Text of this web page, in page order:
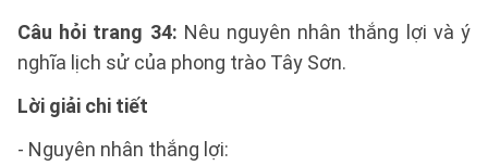
Câu hỏi trang 34: Nêu nguyên nhân thắng lợi và ý
nghĩa lịch sử của phong trào Tây Sơn.
Lời giải chi tiết
- Nguyên nhân thắng lợi: